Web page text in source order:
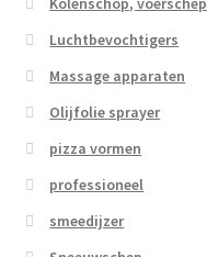
Luchtbevochtigers
Massage apparaten
Olijfolie sprayer
pizza vormen
professioneel
smeedijzer